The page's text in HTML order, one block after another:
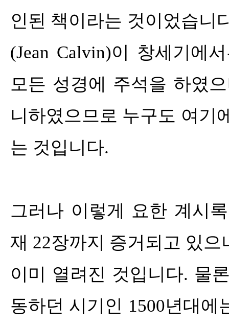
인된 책이라는 것이었습니
(Jean Calvin)이 창세기에
모든 성경에 주석을 하였
니하였으므로 누구도 여기
는 것입니다.
그러나 이렇게 요한 계시
재 22장까지 증거되고 있
이미 열려진 것입니다. 물
동하던 시기인 1500년대에